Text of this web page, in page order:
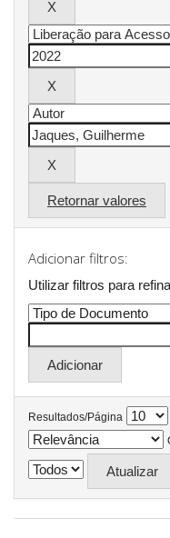
Retornar valores
Adicionar filtros:
Utilizar filtros para
Resultados/Página